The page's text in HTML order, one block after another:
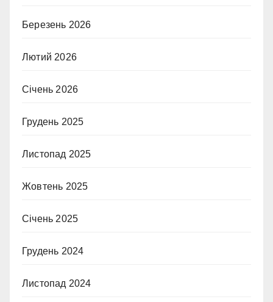
Березень 2026
Лютий 2026
Січень 2026
Грудень 2025
Листопад 2025
Жовтень 2025
Січень 2025
Грудень 2024
Листопад 2024